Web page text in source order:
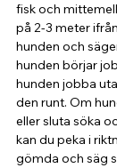
fisk och
på 2-3 meter
hunden och
hunden börjar
hunden jobba
den runt. Om
eller sluta söka
kan du peka i
gömda och säg